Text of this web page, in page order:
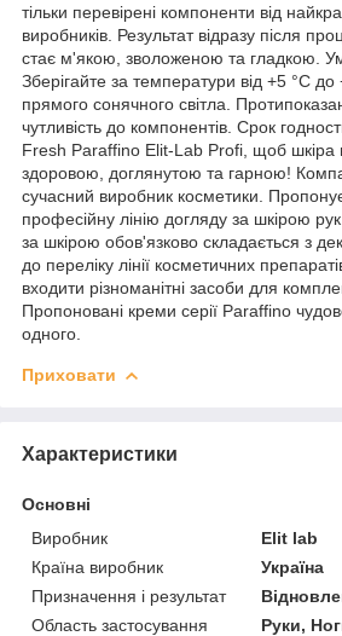
тільки перевірені компоненти від
виробників. Результат відразу після
стає м'якою, зволоженою та гладкою.
Зберігайте за температури від +5 °C до
прямого сонячного світла.
чутливість до компонентів. Срок
Fresh Paraffino Elit-Lab Profi, щоб шкіра
здоровою, доглянутою та гарною!
сучасний виробник косметики.
професійну лінію догляду за шкірою
за шкірою обов'язково складається з
до переліку лінії косметичних
входити різноманітні засоби для
Пропоновані креми серії Paraffino
одного.
Приховати
Характеристики
Основні
Виробник
Elit lab
Країна виробник
Україна
Призначення і результат
Область застосування
Руки,